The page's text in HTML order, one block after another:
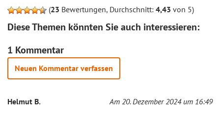
(23 Bewertungen, Durchschnitt: 4,43 von 5)
Diese Themen könnten Sie auch interessieren:
1 Kommentar
Neuen Kommentar verfassen
Helmut B. Am 20. Dezember 2024 um 16:49